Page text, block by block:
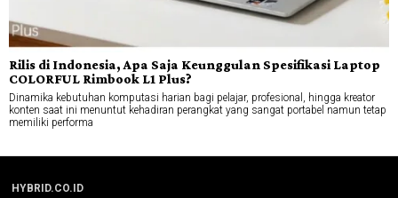
Rilis di Indonesia, Apa Saja Keunggulan Spesifikasi Laptop
COLORFUL Rimbook L1 Plus?
Dinamika kebutuhan komputasi harian bagi pelajar, profesional, hingga kreator
konten saat ini menuntut kehadiran perangkat yang sangat portabel namun tetap
memiliki performa
HYBRID.CO.ID